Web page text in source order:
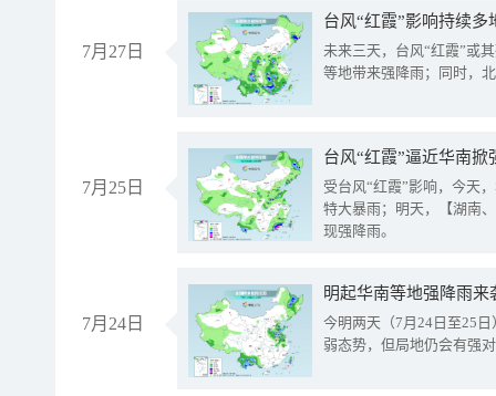
7月27日
台风“红霞”影响持续
未来三天，台风“红霞”或
等地带来强降雨；同时，
7月25日
台风“红霞”逼近华南
受台风“红霞”影响，今天
特大暴雨；明天，【湖南
现强降雨。
7月24日
明起华南等地强降雨
今明两天（7月24日至25
弱态势，但局地仍会有强